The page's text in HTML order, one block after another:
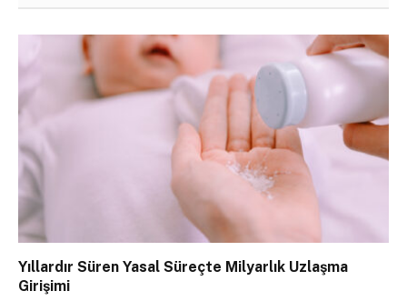
Yıllardır Süren Yasal Süreçte Milyarlık Uzlaşma
Girişimi